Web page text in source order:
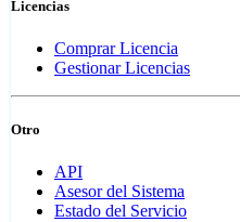
Licencias
Comprar Licencia
Gestionar Licencias
Otro
API
Asesor del Sistema
Estado del Servicio